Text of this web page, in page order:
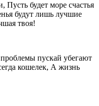
Пусть будет море счастья
будут лишь лучшие
твоя!
пускай убегают
кошелек, А жизнь